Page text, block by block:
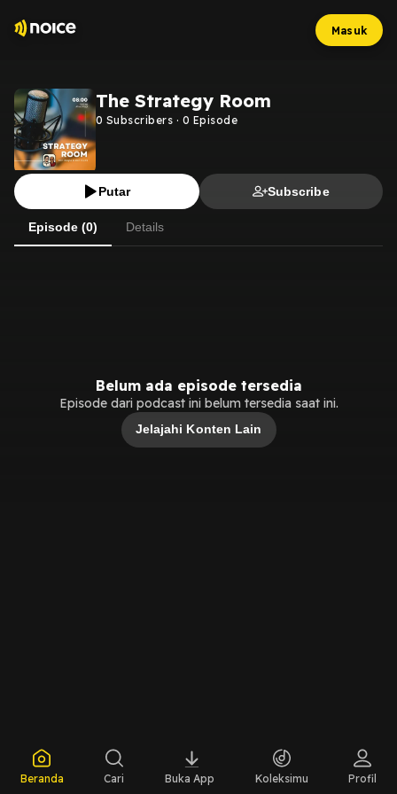
Masuk
The Strategy Room
0 Subscribers · 0 Episode
Putar Subscribe
Episode (0) Details
Belum ada episode tersedia
Episode dari podcast ini belum tersedia saat ini.
Jelajahi Konten Lain
Beranda Cari Buka App Koleksimu Profil